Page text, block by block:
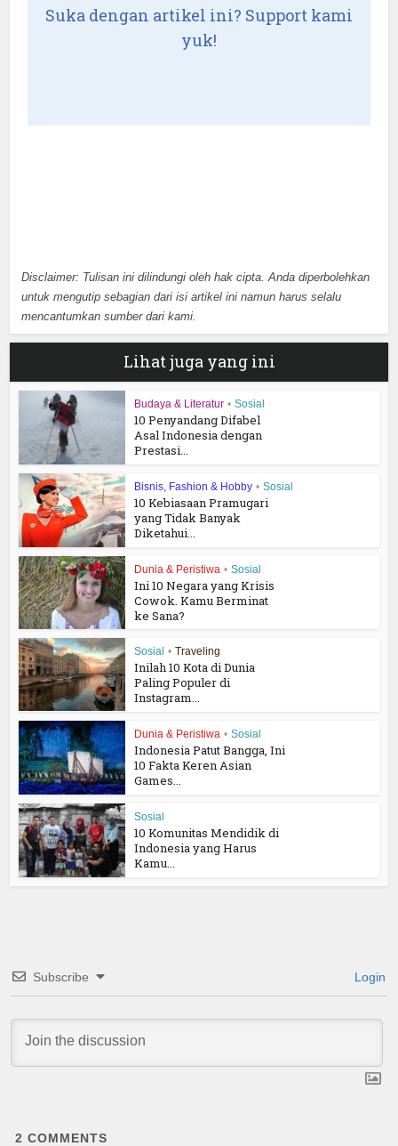
Suka dengan artikel ini? Support kami
yuk!
Disclaimer: Tulisan ini dilindungi oleh hak cipta. Anda diperbolehkan
untuk mengutip sebagian dari isi artikel ini namun harus selalu
mencantumkan sumber dari kami.
Lihat juga yang ini
Budaya & Literatur • Sosial
10 Penyandang Difabel
Asal Indonesia dengan
Prestasi...
Bisnis, Fashion & Hobby • Sosial
10 Kebiasaan Pramugari
yang Tidak Banyak
Diketahui...
Dunia & Peristiwa • Sosial
Ini 10 Negara yang Krisis
Cowok. Kamu Berminat
ke Sana?
Sosial • Traveling
Inilah 10 Kota di Dunia
Paling Populer di
Instagram...
Dunia & Peristiwa • Sosial
Indonesia Patut Bangga, Ini
10 Fakta Keren Asian
Games...
Sosial
10 Komunitas Mendidik di
Indonesia yang Harus
Kamu...
Subscribe Login
2 COMMENTS